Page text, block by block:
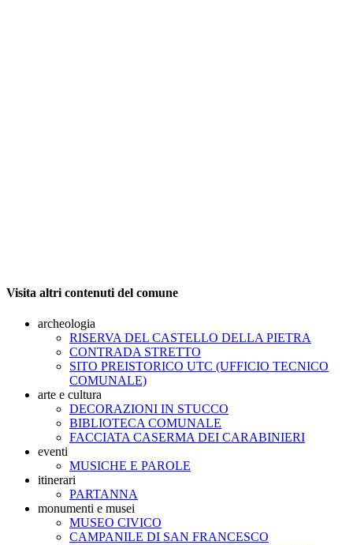
Visita altri contenuti del comune
archeologia
RISERVA DEL CASTELLO DELLA PIETRA
CONTRADA STRETTO
SITO PREISTORICO UTC (UFFICIO TECNICO
COMUNALE)
arte e cultura
DECORAZIONI IN STUCCO
BIBLIOTECA COMUNALE
FACCIATA CASERMA DEI CARABINIERI
eventi
MUSICHE E PAROLE
itinerari
PARTANNA
monumenti e musei
MUSEO CIVICO
CAMPANILE DI SAN FRANCESCO